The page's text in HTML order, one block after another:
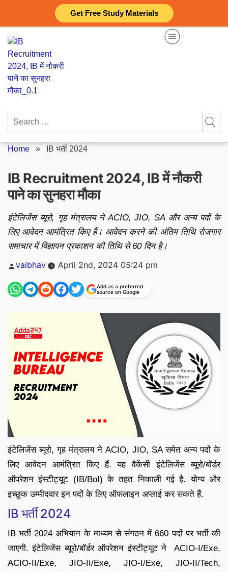
Get Free Study Materials
content
Search
Home » IB भर्ती 2024
IB Recruitment 2024, IB में नौकरी
पाने का सुनहरा मौका
इंटेलिजेंस ब्यूरो, गृह मंत्रालय ने ACIO, JIO, SA और अन्य पदों के
लिए आवेदन आमंत्रित किए हैं। आवेदन करने की अंतिम तिथि रोजगार
समाचार में विज्ञापन प्रकाशन की तिथि से 60 दिन है।
Posted
vaibhav April 2nd, 2024 05:24 pm
Add as a preferred
source on Google
इंटेलिजेंस ब्यूरो, गृह मंत्रालय ने ACIO, JIO, SA समेत अन्य पदों के
लिए आवेदन आमंत्रित किए हैं. यह वैकेंसी इंटेलिजेंस ब्यूरो/बॉर्डर
ऑपरेशन इंस्टीट्यूट (IB/BoI) के तहत निकाली गई है. योग्य और
इच्छुक उम्मीदवार इन पदों के लिए ऑफलाइन अप्लाई कर सकते हैं.
IB भर्ती 2024
IB भर्ती 2024 अभियान के माध्यम से संगठन में 660 पदों पर भर्ती की
जाएगी. इंटेलिजेंस ब्यूरो/बॉर्डर ऑपरेशन इंस्टीट्यूट ने ACIO-I/Exe,
ACIO-II/Exe, JIO-II/Exe, JIO-I/Exe, JIO-II/Tech,